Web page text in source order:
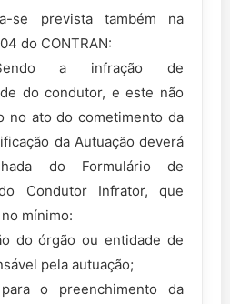
se prevista também na
do CONTRAN:
a infração de
do condutor, e este não
no ato do cometimento da
da Autuação deverá
do Formulário de
Condutor Infrator, que
mínimo:
do órgão ou entidade de
pela autuação;
o preenchimento da